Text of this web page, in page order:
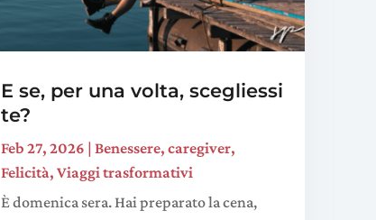
E se, per una volta, scegliessi
te?
Feb 27, 2026 |Benessere,caregiver,
Felicità,Viaggi trasformativi
È domenica sera. Hai preparato la cena,